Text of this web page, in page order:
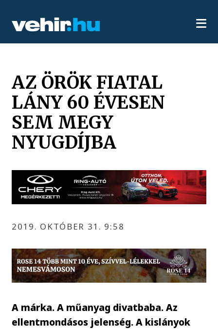
AZ ÖRÖK FIATAL
LÁNY 60 ÉVESEN
SEM MEGY
NYUGDÍJBA
2019. OKTÓBER 31. 9:58
A márka. A műanyag divatbaba. Az
ellentmondásos jelenség. A kislányok